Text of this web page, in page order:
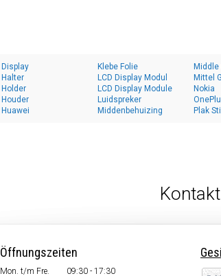
Display
Halter
Holder
Houder
Huawei
Klebe Folie
LCD Display Modul
LCD Display Module
Luidspreker
Middenbehuizing
Middle
Mittel
Nokia
Plak
Kontakt
Öffnungszeiten
Mon. t/m Fre. 09:30 - 17:30